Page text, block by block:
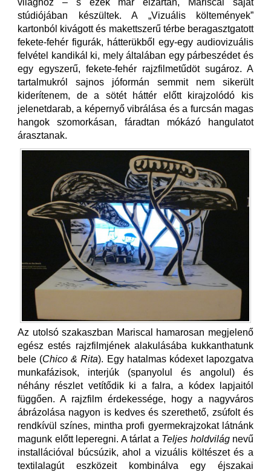
világhoz – s ezek már elzártan, Mariscal saját
stúdiójában készültek. A „Vizuális költemények”
kartonból kivágott és makettszerű térbe beragasztgatott
fekete-fehér figurák, hátterükből egy-egy audiovizuális
felvétel kandikál ki, mely általában egy párbeszédet és
egy egyszerű, fekete-fehér rajzfilmetűdöt sugároz. A
tartalmukról sajnos jóformán semmit nem sikerült
kiderítenem, de a sötét háttér előtt kirajzolódó kis
jelenetdarab, a képernyő vibrálása és a furcsán magas
hangok szomorkásan, fáradtan mókázó hangulatot
árasztanak.
Az utolsó szakaszban Mariscal hamarosan megjelenő
egész estés rajzfilmjének alakulásába kukkanthatunk
bele (Chico & Rita). Egy hatalmas kódexet lapozgatva
munkafázisok, interjúk (spanyolul és angolul) és
néhány részlet vetítődik ki a falra, a kódex lapjaitól
függően. A rajzfilm érdekessége, hogy a nagyváros
ábrázolása nagyon is kedves és szerethető, zsúfolt és
rendkívül színes, mintha profi gyermekrajzokat látnánk
magunk előtt leperegni. A tárlat a Teljes holdvilágnevű
installációval búcsúzik, ahol a vizuális költészet és a
textilalagút eszközeit kombinálva egy éjszakai